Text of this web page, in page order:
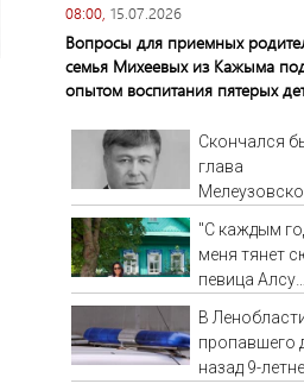
08:00, 15.07.2026
Вопросы для приемных
семья Михеевых из Кажыма
опытом воспитания пятерых
Скончался
глава
Малик
"С каждым
меня тянет
певица Алсу
татарскую
где прошло
детство 07/
В
пропавшего
назад 9-